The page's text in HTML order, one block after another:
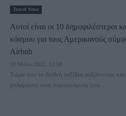
Travel News
Αυτοί είναι οι 10 δημοφιλέστεροι
κόσμου για τους Αμερικανούς
Airbnb
18 Μαΐου 2022, 12:58
Τώρα που τα διεθνή ταξίδια αυξάνονται
χαλαρώσει τους περιορισμούς που...